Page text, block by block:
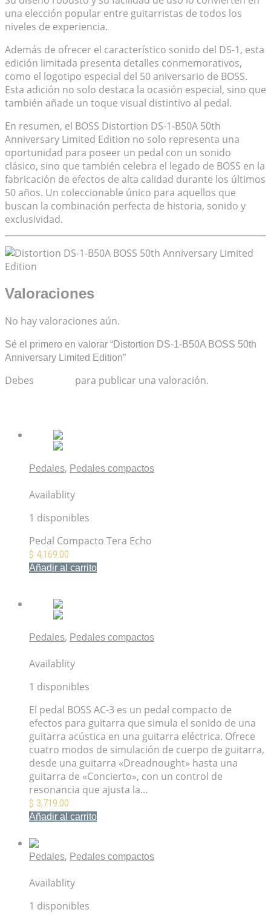
una elección popular entre guitarristas de todos los
niveles de experiencia.
Además de ofrecer el característico sonido del DS-1, esta
edición limitada presenta detalles conmemorativos,
como el logotipo especial del 50 aniversario de BOSS.
Esta adición no solo destaca la ocasión especial, sino que
también añade un toque visual distintivo al pedal.
En resumen, el BOSS Distortion DS-1-B50A 50th
Anniversary Limited Edition no solo representa una
oportunidad para poseer un pedal con un sonido
clásico, sino que también celebra el legado de BOSS en la
fabricación de efectos de alta calidad durante los últimos
50 años. Un coleccionable único para aquellos que
buscan la combinación perfecta de historia, sonido y
exclusividad.
Valoraciones
No hay valoraciones aún.
Sé el primero en valorar “Distortion DS-1-B50A BOSS 50th
Anniversary Limited Edition”
Debes para publicar una valoración.
Pedales, Pedales compactos
Availablity
1 disponibles
Pedal Compacto Tera Echo
$ 4,169.00
Añadir al carrito
Pedales, Pedales compactos
Availablity
1 disponibles
El pedal BOSS AC-3 es un pedal compacto de
efectos para guitarra que simula el sonido de una
guitarra acústica en una guitarra eléctrica. Ofrece
cuatro modos de simulación de cuerpo de guitarra,
desde una guitarra «Dreadnought» hasta una
guitarra de «Concierto», con un control de
resonancia que ajusta la…
$ 3,719.00
Añadir al carrito
Pedales, Pedales compactos
Availablity
1 disponibles